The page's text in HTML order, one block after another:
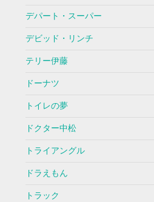
デパート・スーパー
デビッド・リンチ
テリー伊藤
ドーナツ
トイレの夢
ドクター中松
トライアングル
ドラえもん
トラック